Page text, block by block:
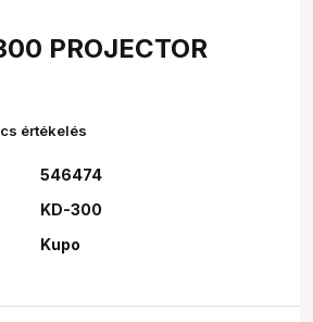
PROJECTOR
értékelés
546474
KD-300
Kupo